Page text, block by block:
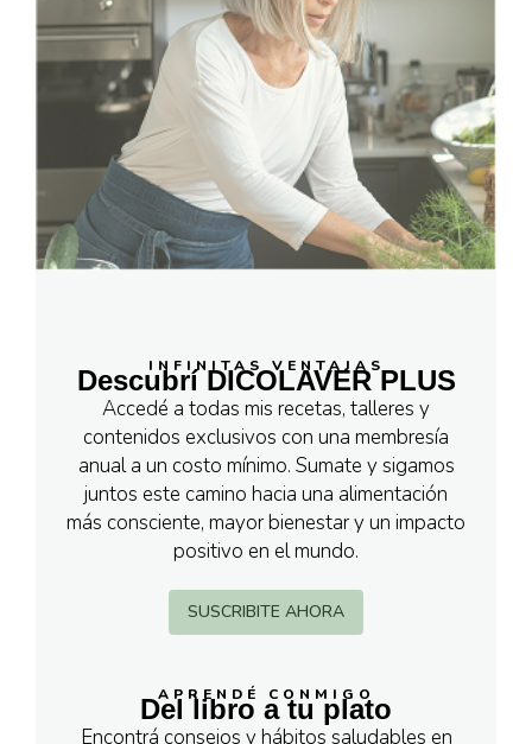
INFINITAS VENTAJAS
Descubrí DICOLAVER PLUS
Accedé a todas mis recetas, talleres y
contenidos exclusivos con una membresía
anual a un costo mínimo. Sumate y sigamos
juntos este camino hacia una alimentación
más consciente, mayor bienestar y un impacto
positivo en el mundo.
SUSCRIBITE AHORA
APRENDÉ CONMIGO
Del libro a tu plato
Encontrá consejos y hábitos saludables en